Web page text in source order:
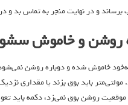
و در نهایت منجر به تماس بد و
روشن و خاموش
خاموش شده و دوباره روشن
روشن بوق نمی‌زد، دکمه باید